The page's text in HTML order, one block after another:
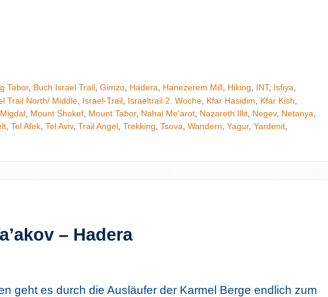
Tabor, Buch Israel Trail, Gimzo, Hadera Hanezerem Mill, Hiking INT, Isfiya
Trail North/ Middle, Israel-Trail, Israeltrail 2. Woche, Kfar Hasidim Kfar Kish
Migdal, Mount Shokef, Mount Tabor, Nahal Me'arot, Nazareth Illit, Negev, Netanya
, Tel Afek, Tel Aviv, Trail Angel, Trekking Tsova Wandern Yagur, Yardenit,
– Hadera
geht es durch die Ausläufer der Karmel Berge endlich zum